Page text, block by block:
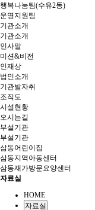
행복나눔팀(수유2동)
운영지원팀
기관소개
기관소개
인사말
미션&비전
인재상
법인소개
기관발자취
조직도
시설현황
오시는길
부설기관
부설기관
삼동어린이집
삼동지역아동센터
삼동재가방문요양센터
자료실
HOME
자료실